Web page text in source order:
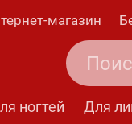
магазин
ногтей Для